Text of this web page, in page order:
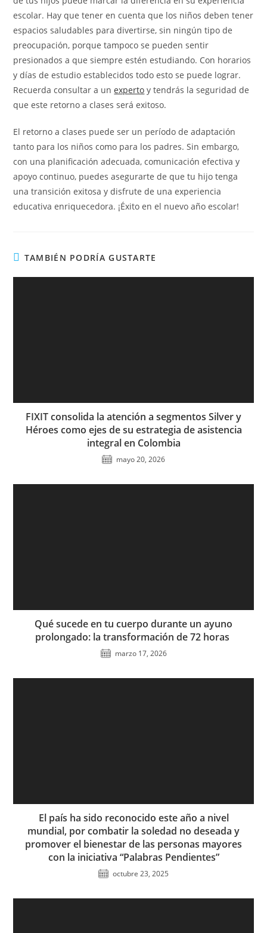
escolar. Hay que tener en cuenta que los niños deben tener
espacios saludables para divertirse, sin ningún tipo de
preocupación, porque tampoco se pueden sentir
presionados a que siempre estén estudiando. Con horarios
y días de estudio establecidos todo esto se puede lograr.
Recuerda consultar a unexperto y tendrás la seguridad de
que este retorno a clases será exitoso.
El retorno a clases puede ser un período de adaptación
tanto para los niños como para los padres. Sin embargo,
con una planificación adecuada, comunicación efectiva y
apoyo continuo, puedes asegurarte de que tu hijo tenga
una transición exitosa y disfrute de una experiencia
educativa enriquecedora. ¡Éxito en el nuevo año escolar!
TAMBIÉN PODRÍA GUSTARTE
FIXIT consolida la atención a segmentos Silver y
Héroes como ejes de su estrategia de asistencia
integral en Colombia
mayo 20, 2026
Qué sucede en tu cuerpo durante un ayuno
prolongado: la transformación de 72 horas
marzo 17, 2026
El país ha sido reconocido este año a nivel
mundial, por combatir la soledad no deseada y
promover el bienestar de las personas mayores
con la iniciativa “Palabras Pendientes”
octubre 23, 2025